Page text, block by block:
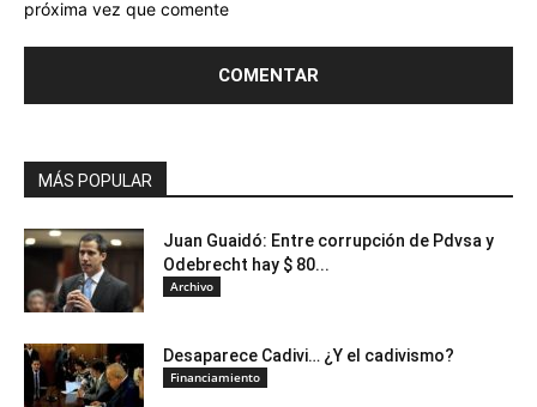
próxima vez que comente
MÁS POPULAR
Juan Guaidó: Entre corrupción de Pdvsa y
Odebrecht hay $ 80...
Archivo
Desaparece Cadivi… ¿Y el cadivismo?
Financiamiento